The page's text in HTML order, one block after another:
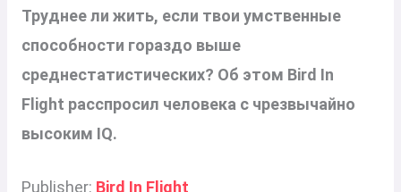
Труднее ли жить, если твои умственные
способности гораздо выше
среднестатистических? Об этом Bird In
Flight расспросил человека с чрезвычайно
высоким IQ.
Publisher: Bird In Flight